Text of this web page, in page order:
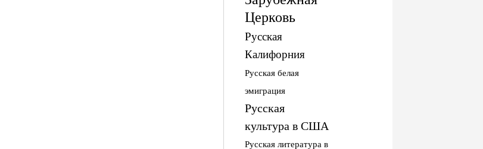
Церковь
Русская
Калифорния
Русская белая
эмиграция
Русская
культура в США
Русская литература в